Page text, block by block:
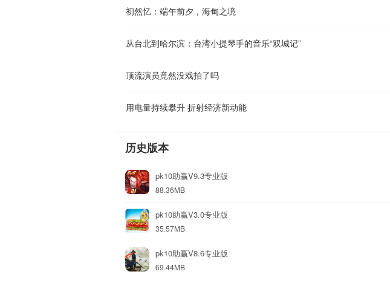
初然忆：端午前夕，海甸之境
从台北到哈尔滨：台湾小提琴手的音乐“双城记”
顶流演员竟然没戏拍了吗
用电量持续攀升 折射经济新动能
历史版本
pk10助赢V9.3专业版
88.36MB
pk10助赢V3.0专业版
35.57MB
pk10助赢V8.6专业版
69.44MB